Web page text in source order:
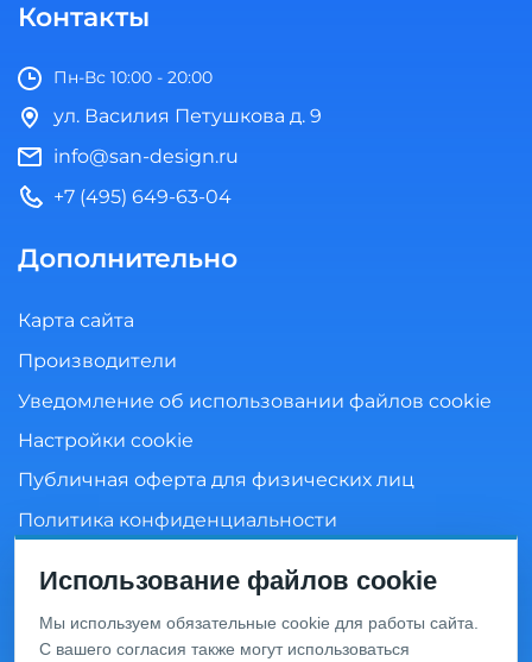
Контакты
Пн-Вс 10:00 - 20:00
ул. Василия Петушкова д. 9
info@san-design.ru
+7 (495) 649-63-04
Дополнительно
Карта сайта
Производители
Уведомление об использовании файлов cookie
Настройки cookie
Публичная оферта для физических лиц
Политика конфиденциальности
Использование файлов cookie
Мы используем обязательные cookie для работы сайта.
С вашего согласия также могут использоваться